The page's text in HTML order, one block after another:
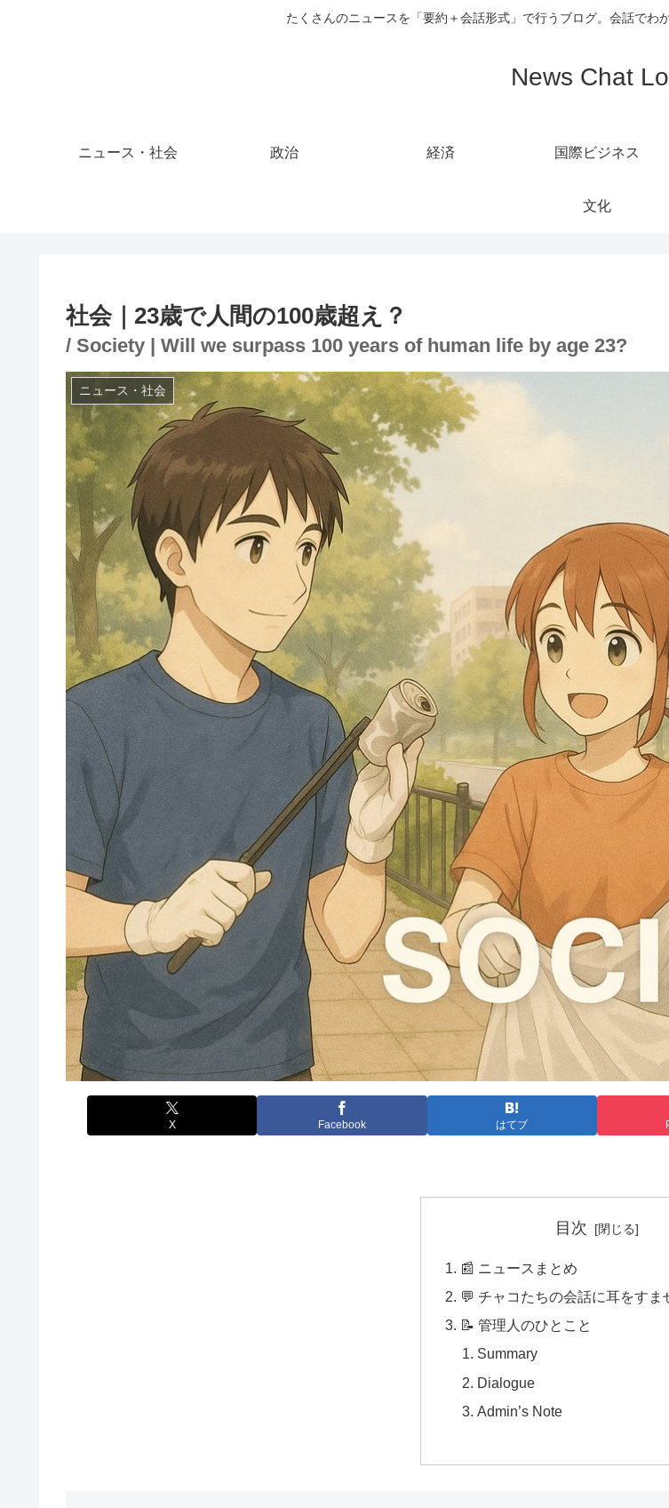
たくさんのニュースを「要約＋会話形式」で行うブログ。会話でわ
News Chat
ニュース・社会 政治 経済 国際ビジネス
文化
社会｜23歳で人間の100歳超え？
/ Society | Will we surpass 100 years of human life by age 23?
ニュース・社会
X Facebook はてブ
目次
📰 ニュースまとめ
💬 チャコたちの会話に耳をす
📝 管理人のひとこと
Summary
Dialogue
Admin’s Note